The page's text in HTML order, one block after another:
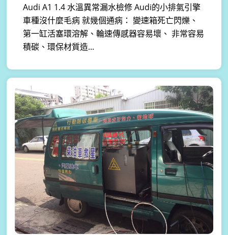
Audi A1 1.4 水溫異常漏水檢修 Audi的小排氣引擎
車種沒什麼毛病 就幾個通病： 變速箱死亡閃爍、
第一缸活塞環溶解、輪速傳感器容易壞、 非常容易
積碳、環保材質造...